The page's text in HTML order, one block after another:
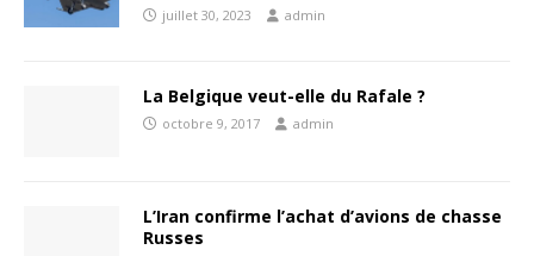
juillet 30, 2023 admin
La Belgique veut-elle du Rafale ?
octobre 9, 2017 admin
L’Iran confirme l’achat d’avions de chasse
Russes